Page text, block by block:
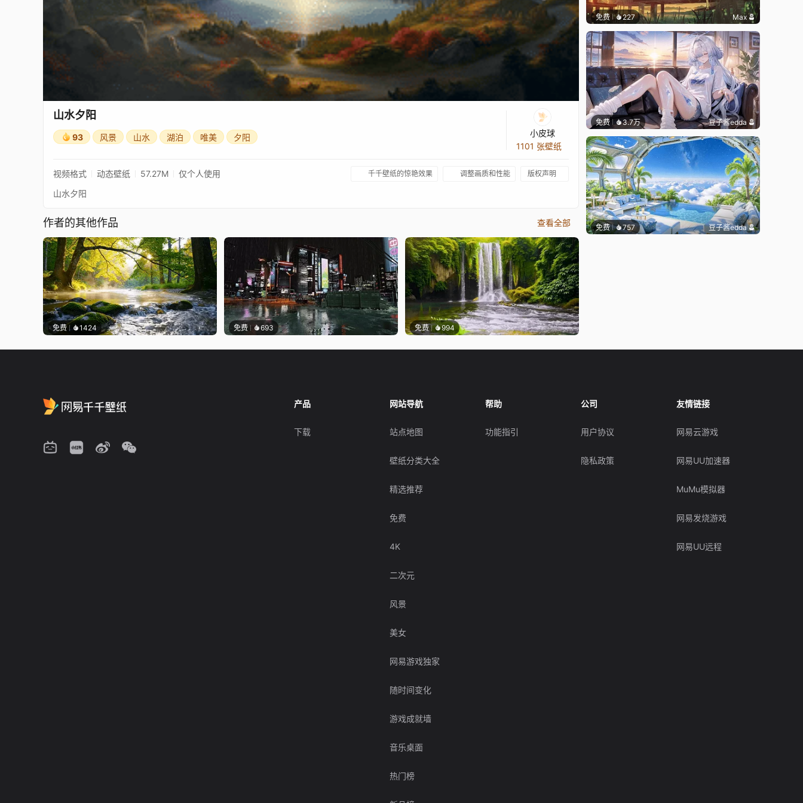
山水夕阳
93 风景 山水 湖泊 唯美 夕阳
小皮球
1101 张壁纸
视频格式 动态壁纸 57.27M 仅个人使用 千千壁纸的惊艳效果 调整画质和性能 版权声明
山水夕阳
作者的其他作品 查看全部
免费 1424 免费 693 免费 994
免费 227 Max
免费 3.7万 豆子酱edda
免费 757 豆子酱edda
产品
下载
网站导航
站点地图
壁纸分类大全
精选推荐
免费
4K
二次元
风景
美女
网易游戏独家
随时间变化
游戏成就墙
音乐桌面
热门榜
帮助
功能指引
公司
用户协议
隐私政策
友情链接
网易云游戏
网易UU加速器
MuMu模拟器
网易发烧游戏
网易UU远程